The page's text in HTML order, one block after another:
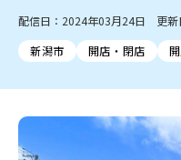
佐渡
新潟市東区
新潟市・開店
新潟市・
長岡市・閉店
上越市・
ラーメン・開店
ラーメ
スイーツ
食べ歩き
スポーツ
セミナー・講演会 子ど
習い事・塾 アパレル・
観光スポット
温泉・入
リラクゼーション・整体
病院・クリニック
イオ
セツコママ ランキング
開店まとめ
閉店まとめ
ファッション
新車・中古車・カー用品
習い事・塾
配信日：2024年03月24日 更新
新潟市
開店・閉店